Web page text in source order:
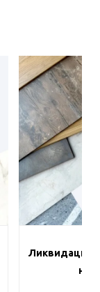
Ликвидация
на